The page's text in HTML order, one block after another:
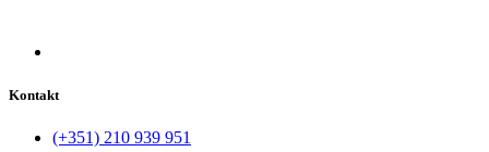
Kontakt
(+351) 210 939 951